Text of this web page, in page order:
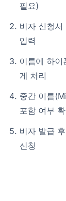
필요)
비자 신청서
입력
이름에 하
게 처리
중간 이름
포함 여부
비자 발급
신청